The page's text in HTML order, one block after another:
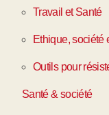
Travail et Santé
Ethique, société
Outils pour
Santé & société